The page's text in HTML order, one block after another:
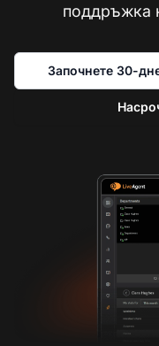
поддръжка
Започнете 30-